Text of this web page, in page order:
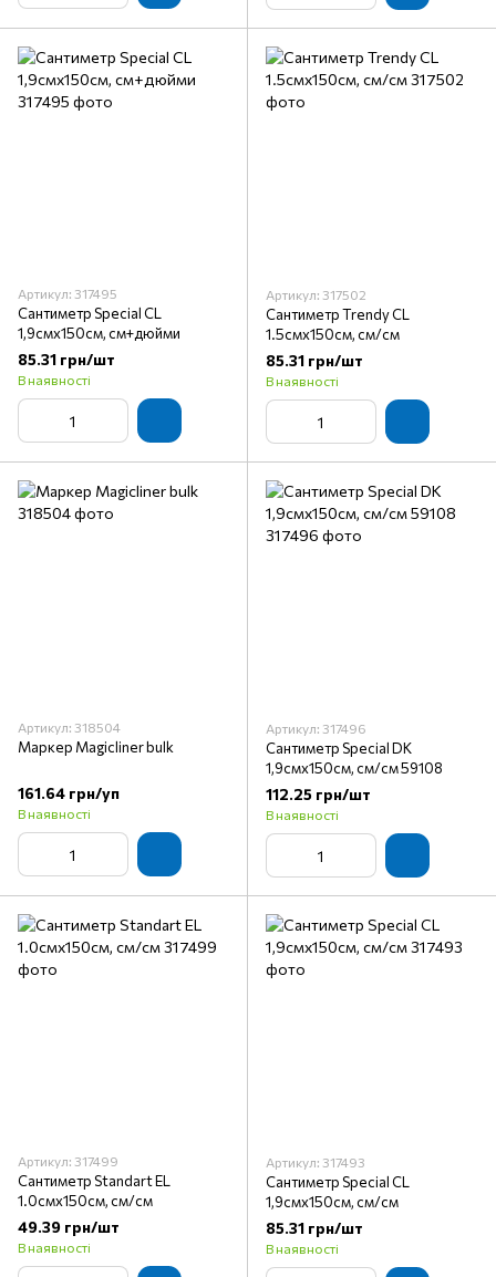
Артикул: 317495
Сантиметр Special CL
1,9смх150см, см+дюйми
85.31 грн/шт
В наявності
Артикул: 317502
Сантиметр Trendy CL
1.5смх150см, см/см
85.31 грн/шт
В наявності
Артикул: 318504
Маркер Magicliner bulk
161.64 грн/уп
В наявності
Артикул: 317496
Сантиметр Special DK
1,9смх150см, см/см 59108
112.25 грн/шт
В наявності
Артикул: 317499
Сантиметр Standart EL
1.0смх150см, см/см
49.39 грн/шт
В наявності
Артикул: 317493
Сантиметр Special CL
1,9смх150см, см/см
85.31 грн/шт
В наявності